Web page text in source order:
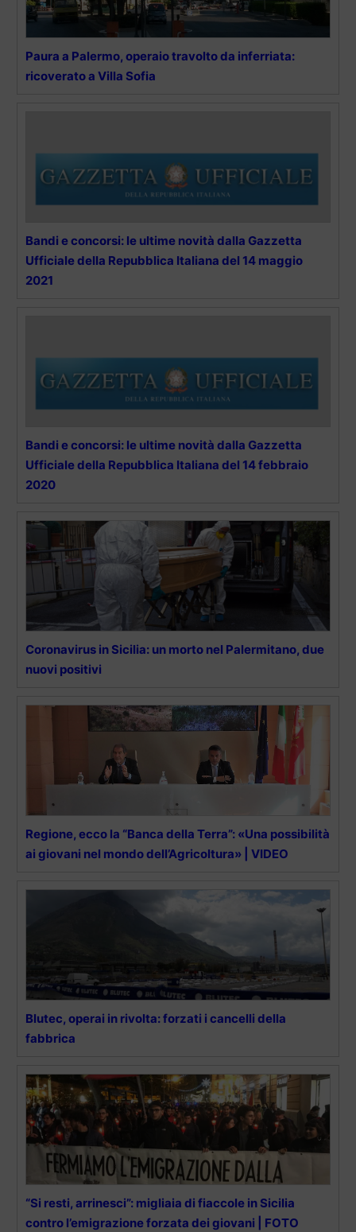
Paura a Palermo, operaio travolto da inferriata:
ricoverato a Villa Sofia
Bandi e concorsi: le ultime novità dalla Gazzetta
Ufficiale della Repubblica Italiana del 14 maggio
2021
Bandi e concorsi: le ultime novità dalla Gazzetta
Ufficiale della Repubblica Italiana del 14 febbraio
2020
Coronavirus in Sicilia: un morto nel Palermitano, due
nuovi positivi
Regione, ecco la “Banca della Terra”: «Una possibilità
ai giovani nel mondo dell’Agricoltura» | VIDEO
Blutec, operai in rivolta: forzati i cancelli della
fabbrica
“Si resti, arrinesci”: migliaia di fiaccole in Sicilia
contro l’emigrazione forzata dei giovani | FOTO